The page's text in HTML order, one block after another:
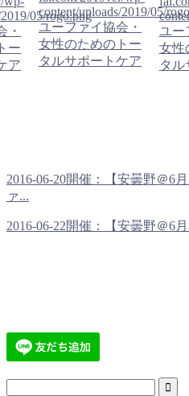
05/rogo.png
・
ー
ア
content/uploads/2019/05/
ユーファイ協会・
女性のためのトー
タルサポートケア
ユー
女性
タル
2016-06-20開催：【安曇野＠6
ァ...
2016-06-22開催：【安曇野＠6